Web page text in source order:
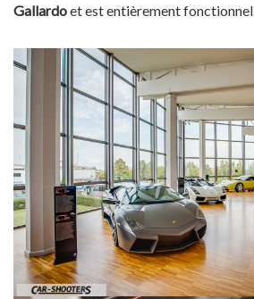
Gallardoet est entièrement fonctionnel.